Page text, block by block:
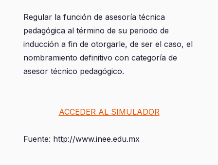
Regular la función de asesoría técnica
pedagógica al término de su periodo de
inducción a fin de otorgarle, de ser el caso, el
nombramiento definitivo con categoría de
asesor técnico pedagógico.
ACCEDER AL SIMULADOR
Fuente: http://www.inee.edu.mx